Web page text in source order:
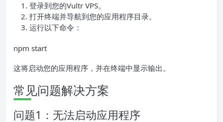
登录到您的Vultr VPS。
打开终端并导航到您的应用程序目录。
运行以下命令：
npm start
这将启动您的应用程序，并在终端中显示输出。
常见问题解决方案
问题1：无法启动应用程序